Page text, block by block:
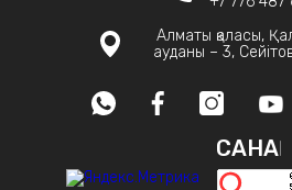
Алматы қаласы,
ауданы – 3,
САНАҚ